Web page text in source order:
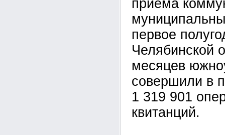
приёма
первое
Челябинской
месяцев
совершили в
1 319 901
квитанций.